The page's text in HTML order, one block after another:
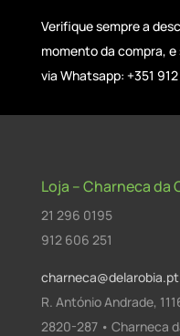
Verifique sempre a
momento da compra,
via Whatsapp: +351
Loja – Charneca da
21 296 0195
912 606 251
charneca@delarobia.pt
R. António Andrade,
2820-287 • Charneca